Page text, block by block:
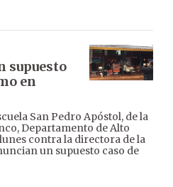
supuesto
en
San Pedro Apóstol, de la
Departamento de Alto
contra la directora de la
un supuesto caso de